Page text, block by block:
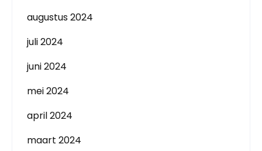
augustus 2024
juli 2024
juni 2024
mei 2024
april 2024
maart 2024